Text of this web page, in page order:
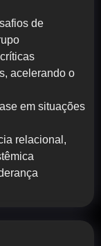
de
acelerando o
em situações
relacional,